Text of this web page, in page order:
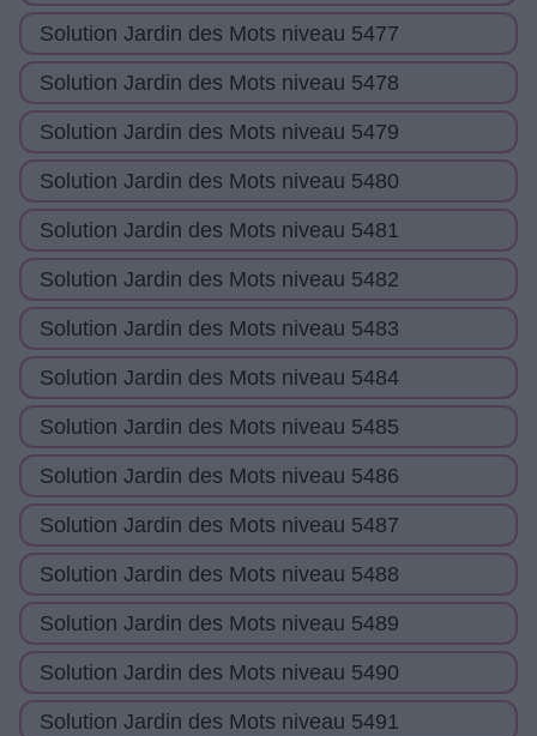
Solution Jardin des Mots niveau 5477
Solution Jardin des Mots niveau 5478
Solution Jardin des Mots niveau 5479
Solution Jardin des Mots niveau 5480
Solution Jardin des Mots niveau 5481
Solution Jardin des Mots niveau 5482
Solution Jardin des Mots niveau 5483
Solution Jardin des Mots niveau 5484
Solution Jardin des Mots niveau 5485
Solution Jardin des Mots niveau 5486
Solution Jardin des Mots niveau 5487
Solution Jardin des Mots niveau 5488
Solution Jardin des Mots niveau 5489
Solution Jardin des Mots niveau 5490
Solution Jardin des Mots niveau 5491